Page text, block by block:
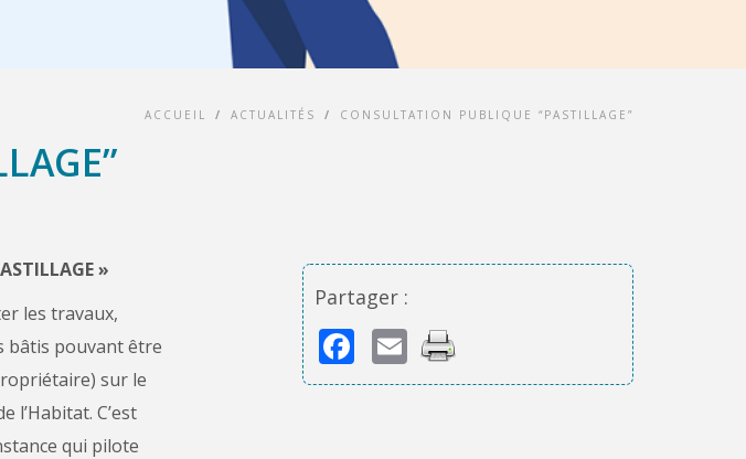
ACCUEIL / ACTUALITÉS / CONSULTATION PUBLIQUE “PASTILLAGE”
»
les travaux,
bâtis pouvant être
sur le
l’Habitat. C’est
qui pilote
Partager :
Facebook
Email